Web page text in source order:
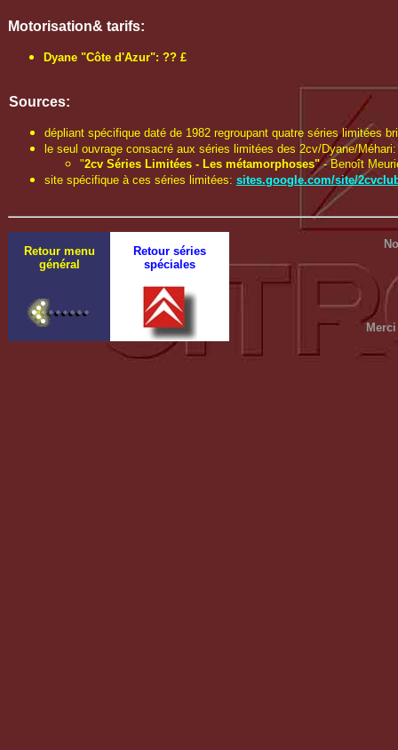
Motorisation& tarifs:
Dyane "Côte d'Azur": ?? £
Sources:
dépliant spécifique daté de 1982 regroupant quatre séries limitées
le seul ouvrage consacré aux séries limitées des 2cv/Dyane/Méhari:
"2cv Séries Limitées - Les métamorphoses"- Benoît
site spécifique à ces séries limitées: sites.google.com/site/
Retour menu
général
Retour séries
spéciales